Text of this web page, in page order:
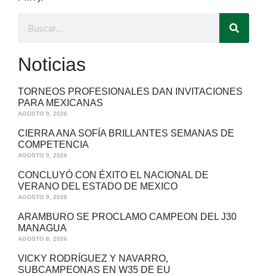
Noticias
TORNEOS PROFESIONALES DAN INVITACIONES
PARA MEXICANAS
AGOSTO 9, 2026
CIERRA ANA SOFÍA BRILLANTES SEMANAS DE
COMPETENCIA
AGOSTO 9, 2026
CONCLUYÓ CON ÉXITO EL NACIONAL DE
VERANO DEL ESTADO DE MEXICO
AGOSTO 9, 2026
ARAMBURO SE PROCLAMO CAMPEON DEL J30
MANAGUA
AGOSTO 8, 2026
VICKY RODRÍGUEZ Y NAVARRO,
SUBCAMPEONAS EN W35 DE EU